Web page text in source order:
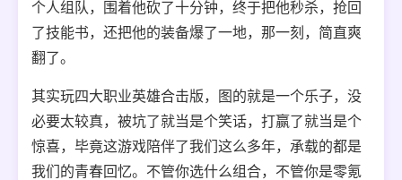
个人组队，围着他砍了十分钟，终于把他秒杀，抢回
了技能书，还把他的装备爆了一地，那一刻，简直爽
翻了。
其实玩四大职业英雄合击版，图的就是一个乐子，没
必要太较真，被坑了就当是个笑话，打赢了就当是个
惊喜，毕竟这游戏陪伴了我们这么多年，承载的都是
我们的青春回忆。不管你选什么组合，不管你是零氪